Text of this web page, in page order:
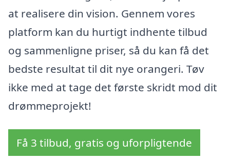
at realisere din vision. Gennem vores
platform kan du hurtigt indhente tilbud
og sammenligne priser, så du kan få det
bedste resultat til dit nye orangeri. Tøv
ikke med at tage det første skridt mod dit
drømmeprojekt!
Få 3 tilbud, gratis og uforpligtende